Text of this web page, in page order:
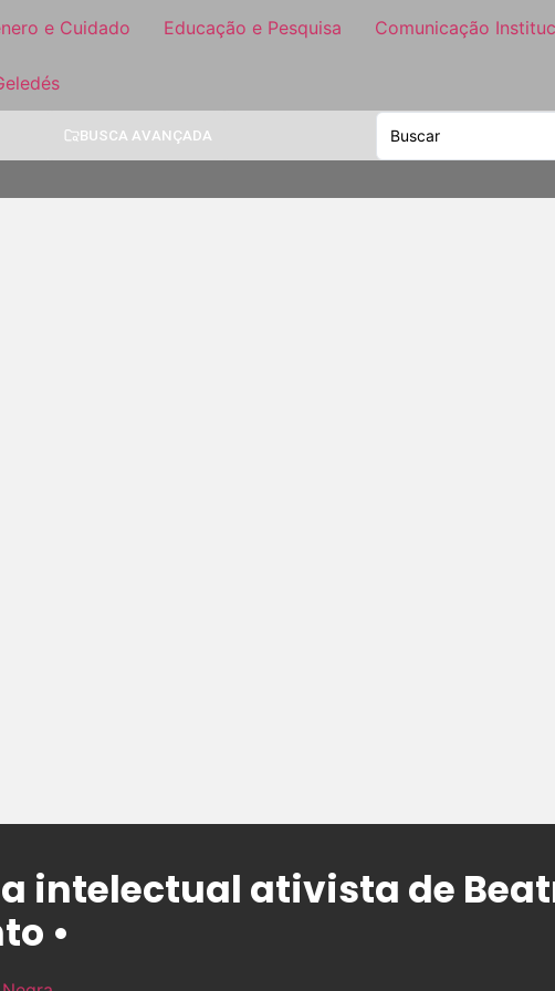
e Cuidado Educação e Pesquisa Comunicação
BUSCA AVANÇADA
intelectual ativista de
•